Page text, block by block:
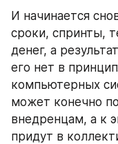
И начинается
сроки, спринты,
денег, а
его нет в
компьютерных
может конечно
внедренцам, а к
придут в